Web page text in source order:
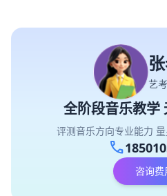
艺
全阶段音乐教学
评测音乐方向专业能力
call
咨询费